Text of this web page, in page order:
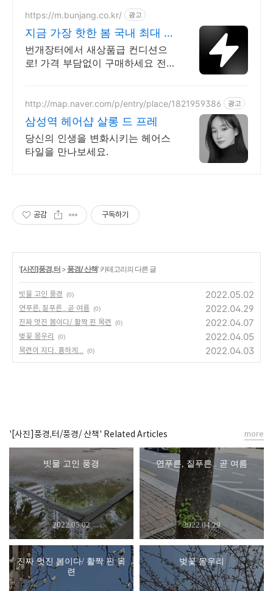
https://m.bunjang.co.kr/ 광고
지금 가장 핫한 봄 국내 최대 브
랜드 중고거래
번개장터에서 새상품급 컨디션으
로! 가격 부담없이 구매하세요 전
품 업로드
http://map.naver.com/p/entry/place/1821959386 광고
삼성역 헤어샵 살롱 드 프레
당신의 인생을 변화시키는 헤어스
타일을 만나보세요.
공감 구독하기
'[사진]풍경,터 > 풍경/ 산책' 카테고리의 다른 글
빗물 고인 풍경 (0) 2022.05.02
연푸른, 짙푸른.. 곧 여름 (0) 2022.04.29
진짜 멋진 봄이다/ 활짝 핀 목련 (0) 2022.04.07
벚꽃 몽우리 (0) 2022.04.05
목련이 지다. 흉하게... (0) 2022.04.03
'[사진]풍경,터/풍경/ 산책' Related Articles
빗물 고인 풍경
2022.05.02
연푸른, 짙푸른.. 곧 여름
2022.04.29
진짜 멋진 봄이다/ 활짝 핀 목
련
벚꽃 몽우리
more